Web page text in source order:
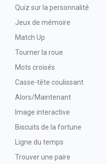
Quiz sur la personnalité
Jeux de mémoire
Match Up
Tourner la roue
Mots croisés
Casse-tête coulissant
Alors/Maintenant
Image interactive
Biscuits de la fortune
Ligne du temps
Trouver une paire